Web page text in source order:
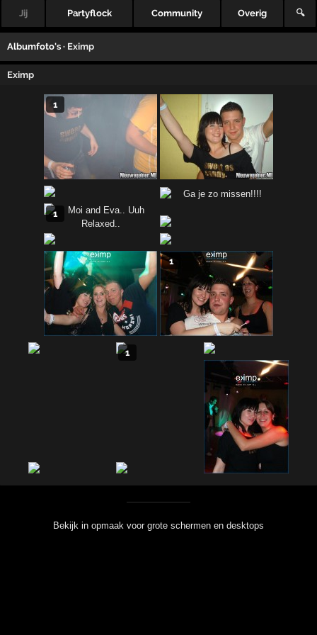
Jij Partyflock Community Overig 🔍
Albumfoto's · Eximp
Eximp
1
1
1
1
Bekijk in opmaak voor grote schermen en desktops